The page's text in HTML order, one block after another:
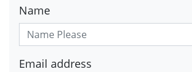
Name
Email address